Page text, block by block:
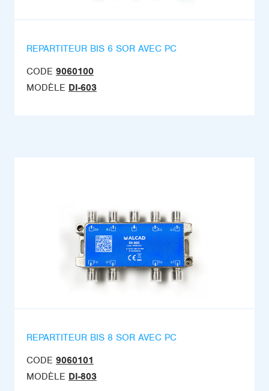
REPARTITEUR BIS 6 SOR AVEC PC
CODE 9060100
MODÈLE DI-603
REPARTITEUR BIS 8 SOR AVEC PC
CODE 9060101
MODÈLE DI-803